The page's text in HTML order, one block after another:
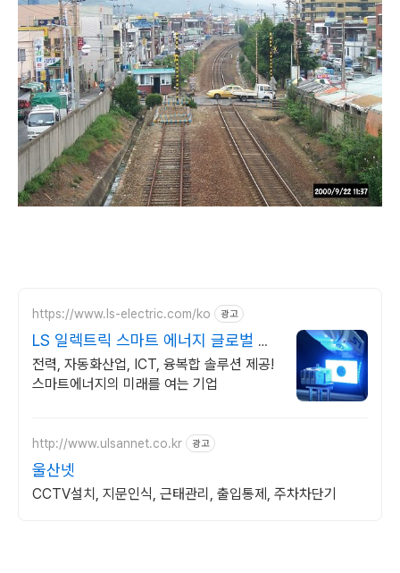
https://www.ls-electric.com/ko 광고
LS 일렉트릭 스마트 에너지 글로벌 기
업
전력, 자동화산업, ICT, 융복합 솔루션 제공!
스마트에너지의 미래를 여는 기업
http://www.ulsannet.co.kr 광고
울산넷
CCTV설치, 지문인식, 근태관리, 출입통제, 주차차단기